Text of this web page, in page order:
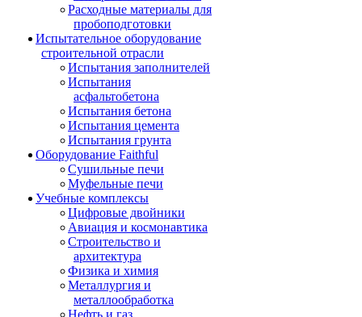
Расходные материалы для
пробоподготовки
Испытательное оборудование
строительной отрасли
Испытания заполнителей
Испытания
асфальтобетона
Испытания бетона
Испытания цемента
Испытания грунта
Оборудование Faithful
Сушильные печи
Муфельные печи
Учебные комплексы
Цифровые двойники
Авиация и космонавтика
Строительство и
архитектура
Физика и химия
Металлургия и
металлообработка
Нефть и газ